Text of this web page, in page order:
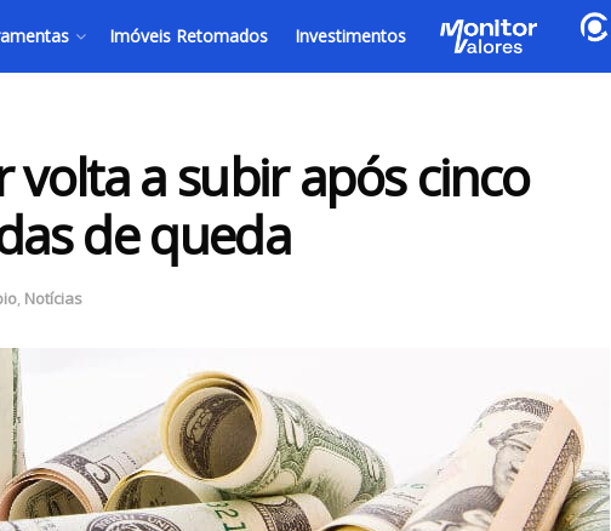
Imóveis Retomados Investimentos
volta a subir após cinco
de queda
, Notícias